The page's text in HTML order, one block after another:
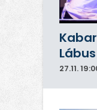
Lábus
27.11.